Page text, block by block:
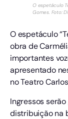
O espetáculo
Gomes. Foto:
O espetáculo
obra de
importantes
apresentado
no Teatro
Ingressos
distribuição na